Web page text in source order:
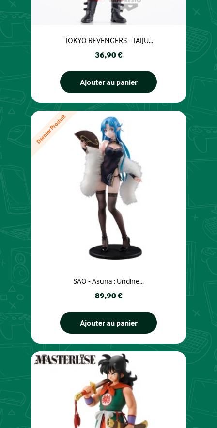
TOKYO REVENGERS - TAIJU...
Prix
36,90 €
Ajouter au panier
SAO - Asuna : Undine...
Prix
89,90 €
Ajouter au panier
Dernier Produit